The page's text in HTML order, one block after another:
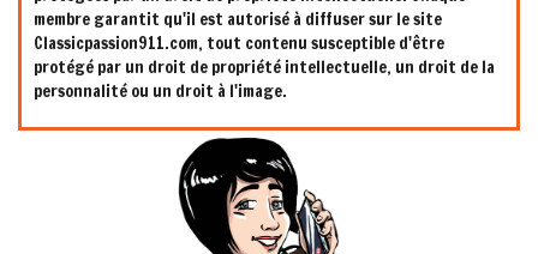
membre garantit qu'il est autorisé à diffuser sur le site
Classicpassion911.com, tout contenu susceptible d'être
protégé par un droit de propriété intellectuelle, un droit de la
personnalité ou un droit à l'image.